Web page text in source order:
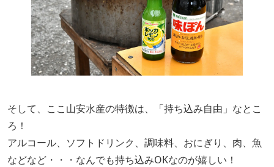
そして、ここ山安水産の特徴は、「持ち込み自由」なとこ
ろ！
アルコール、ソフトドリンク、調味料、おにぎり、肉、魚
などなど・・・なんでも持ち込みOKなのが嬉しい！